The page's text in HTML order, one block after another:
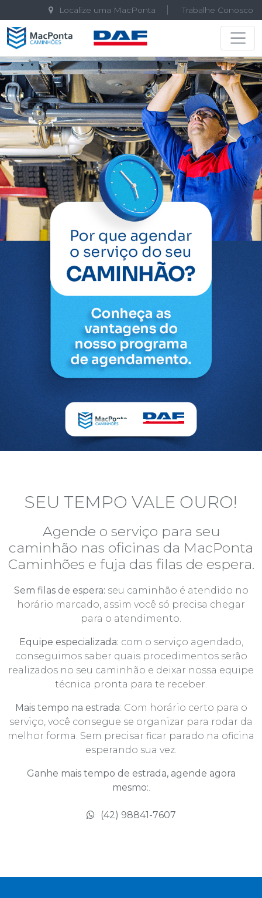
Localize uma MacPonta Trabalhe Conosco
Navegação principal
SEU TEMPO VALE OURO!
Agende o serviço para seu
caminhão nas oficinas da MacPonta
Caminhões e fuja das filas de espera.
Sem filas de espera: seu caminhão é atendido no
horário marcado, assim você só precisa chegar
para o atendimento.
Equipe especializada: com o serviço agendado,
conseguimos saber quais procedimentos serão
realizados no seu caminhão e deixar nossa equipe
técnica pronta para te receber.
Mais tempo na estrada: Com horário certo para o
serviço, você consegue se organizar para rodar da
melhor forma. Sem precisar ficar parado na oficina
esperando sua vez.
Ganhe mais tempo de estrada, agende agora
mesmo:.
(42) 98841-7607